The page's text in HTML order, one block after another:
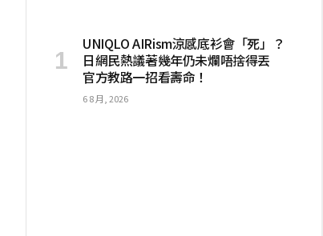
UNIQLO AIRism涼感底衫會「死」？
日網民熱議著幾年仍未爛唔捨得丟
官方教路一招看壽命！
6 8 月, 2026